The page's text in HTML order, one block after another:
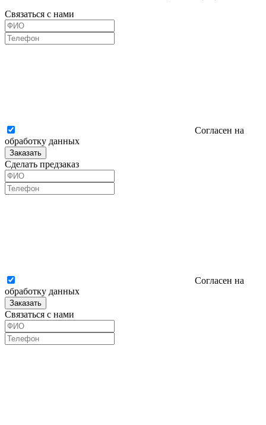
Связаться с нами
Согласен на
обработку данных
Заказать
Сделать предзаказ
Согласен на
обработку данных
Заказать
Связаться с нами